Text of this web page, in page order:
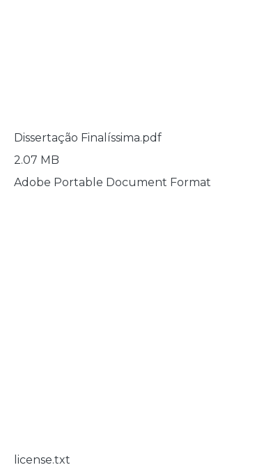
Dissertação Finalíssima.pdf
2.07 MB
Adobe Portable Document Format
license.txt